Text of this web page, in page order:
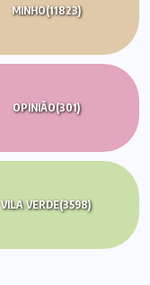
MINHO(11823)
OPINIÃO(301)
VILA VERDE(3598)